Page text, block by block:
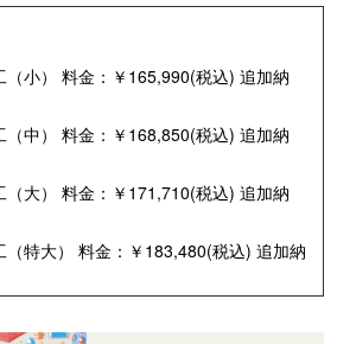
（小） 料金：￥165,990(税込) 追加納
（中） 料金：￥168,850(税込) 追加納
（大） 料金：￥171,710(税込) 追加納
（特大） 料金：￥183,480(税込) 追加納